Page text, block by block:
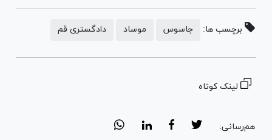
برچسب ها: جاسوس موساد دادگستری قم
لینک کوتاه
هم‌رسانی: